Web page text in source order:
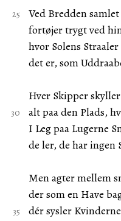
Ved Bredden
fortøjer trygt ved
hvor Solens
det er, som
Hver Skipper
alt paa den Plads,
I Leg paa Lugerne
de ler, de har ingen
Men agter mellem
der som en Have
dér sysler